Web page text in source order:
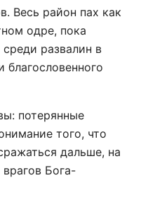
Весь район пах как
одре, пока
развалин в
благословенного
потерянные
того, что
дальше, на
Бога-